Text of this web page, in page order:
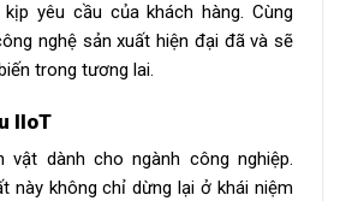
yêu cầu của khách hàng. Cùng
nghệ sản xuất hiện đại đã và sẽ
trong tương lai.
IIoT
vật dành cho ngành công nghiệp.
này không chỉ dừng lại ở khái niệm